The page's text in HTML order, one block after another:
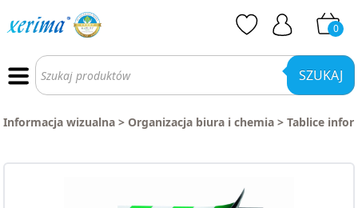
0
Wyszukiwarka
produktów SZUKAJ
Informacja wizualna > Organizacja biura i chemia > Tablice